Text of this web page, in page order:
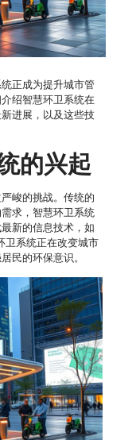
正成为提升城市管
绍智慧环卫系统在
进展，以及这些技
的兴起
峻的挑战。传统的
求，智慧环卫系统
新的信息技术，如
卫系统正在改变城市
民的环保意识。